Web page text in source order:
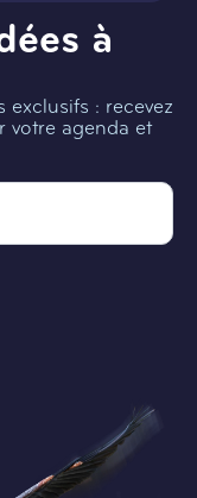
à
exclusifs : recevez
votre agenda et